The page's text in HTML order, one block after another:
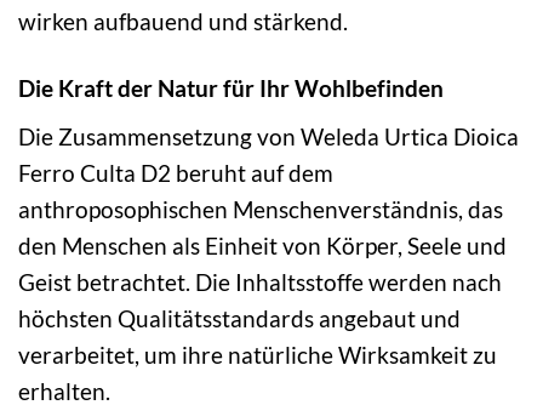
wirken aufbauend und stärkend.
Die Kraft der Natur für Ihr Wohlbefinden
Die Zusammensetzung von Weleda Urtica Dioica
Ferro Culta D2 beruht auf dem
anthroposophischen Menschenverständnis, das
den Menschen als Einheit von Körper, Seele und
Geist betrachtet. Die Inhaltsstoffe werden nach
höchsten Qualitätsstandards angebaut und
verarbeitet, um ihre natürliche Wirksamkeit zu
erhalten.